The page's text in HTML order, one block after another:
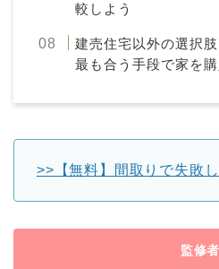
較しよう
建売住宅以外の選択
最も合う手段で家を購
>>【無料】間取りで失敗
監修者